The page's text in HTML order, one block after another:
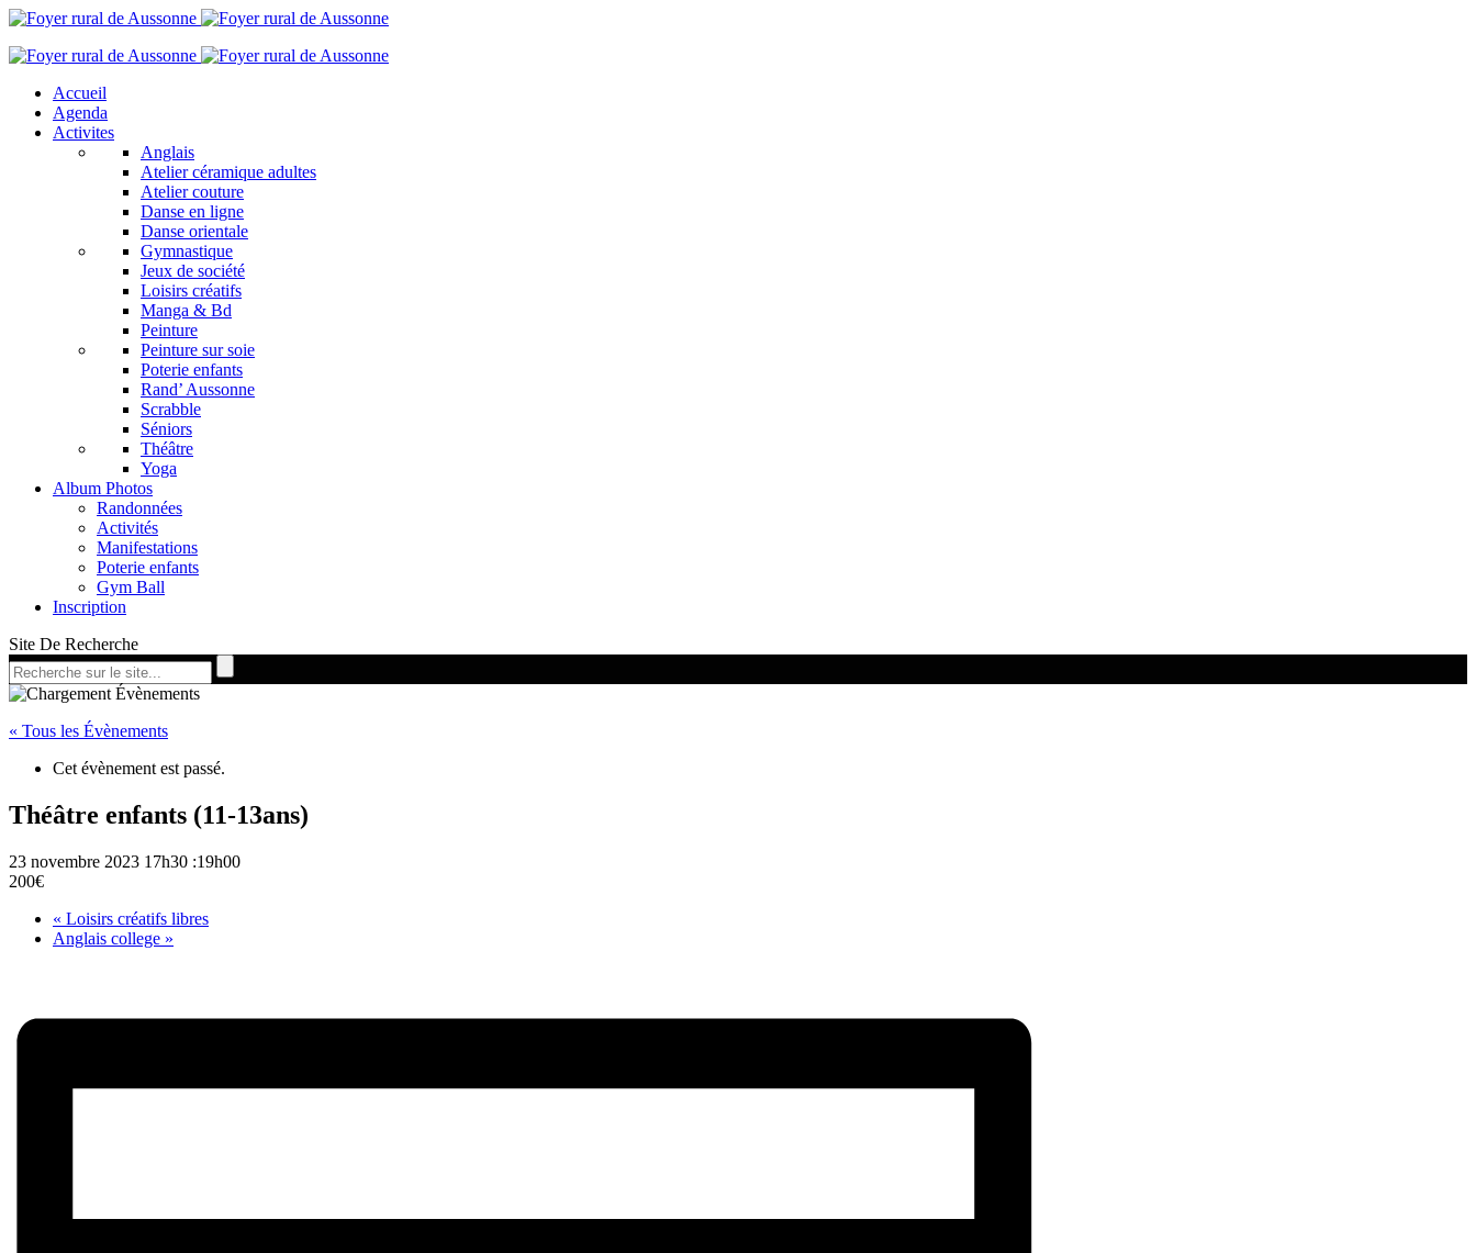
Accueil
Agenda
Activites
Anglais
Atelier céramique adultes
Atelier couture
Danse en ligne
Danse orientale
Gymnastique
Jeux de société
Loisirs créatifs
Manga & Bd
Peinture
Peinture sur soie
Poterie enfants
Rand’ Aussonne
Scrabble
Séniors
Théâtre
Yoga
Album Photos
Randonnées
Activités
Manifestations
Poterie enfants
Gym Ball
Inscription
Site De Recherche
« Tous les Évènements
Cet évènement est passé.
Théâtre enfants (11-13ans)
23 novembre 2023 17h30 :19h00
200€
« Loisirs créatifs libres
Anglais college »